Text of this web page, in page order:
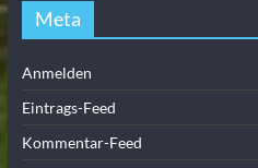
Meta
Anmelden
Eintrags-Feed
Kommentar-Feed